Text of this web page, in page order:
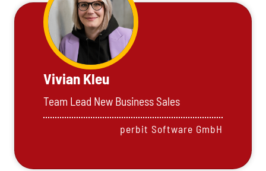
Vivian Kleu
Team Lead New Business Sales
perbit Software GmbH